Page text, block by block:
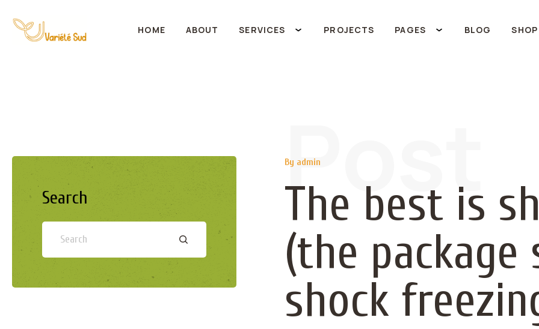
HOME ABOUT SERVICES PROJECTS PAGES BLOG
By admin
Post
The best is
(the package
shock
Search